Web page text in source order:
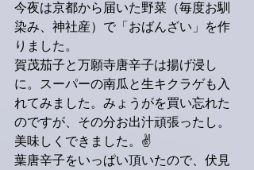
今夜は京都から届いた野菜（毎度お馴
染み、神社産）で「おばんざい」を作
りました。
賀茂茄子と万願寺唐辛子は揚げ浸し
に。スーパーの南瓜と生キクラゲも入
れてみました。みょうがを買い忘れた
のですが、その分お出汁頑張ったし。
美味しくできました。✌️
葉唐辛子をいっぱい頂いたので、伏見